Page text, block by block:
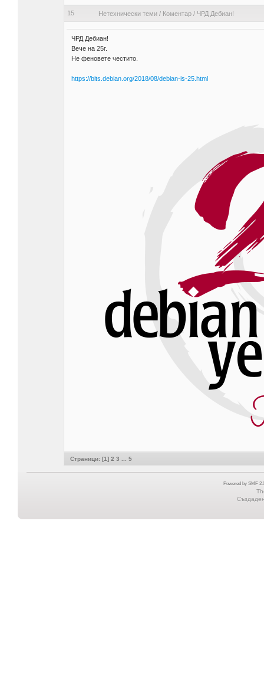
15 Нетехнически теми/ Коментар/ ЧРД Дебиан!
ЧРД Дебиан!
Вече на 25г.
Не феновете честито.
https://bits.debian.org/2018/08/debian-is-25.html
Страници: [1] 2 3 5
Powered by SMF